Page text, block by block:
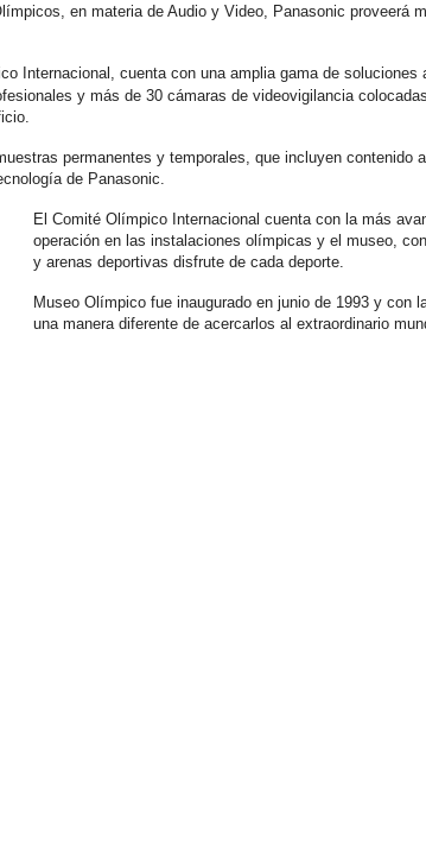
en materia de Audio y Video, Panasonic
Internacional, cuenta con una amplia gama de
y más de 30 cámaras de videovigilancia
permanentes y temporales, que incluyen
de Panasonic.
El Comité Olímpico Internacional cuenta con la más
operación en las instalaciones olímpicas y el museo,
y arenas deportivas disfrute de cada deporte.
Museo Olímpico fue inaugurado en junio de 1993 y
una manera diferente de acercarlos al extraordinario